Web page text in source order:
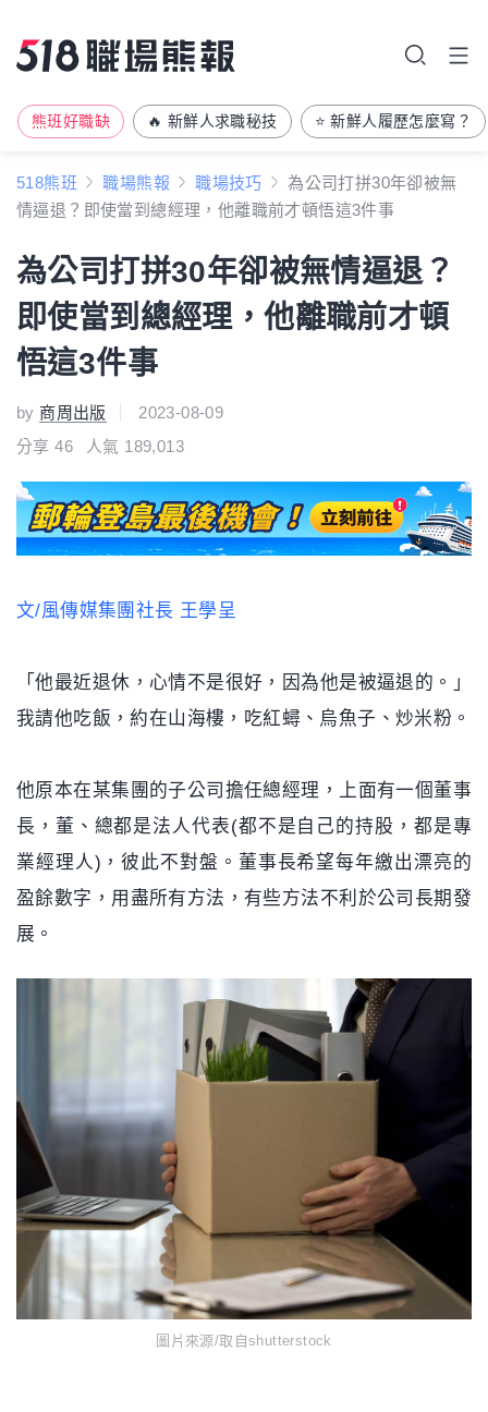
熊班好職缺 🔥 新鮮人求職秘技 ⭐ 新鮮人履歷怎麼寫？
518熊班 職場熊報 職場技巧
為公司打拼30年卻被無
情逼退？即使當到總經理，他離職前才頓悟這3件事
為公司打拼30年卻被無情逼退？
即使當到總經理，他離職前才頓
悟這3件事
by 商周出版
2023-08-09
分享46 人氣 189,013
文/風傳媒集團社長 王學呈
「他最近退休，心情不是很好，因為他是被逼退的。」
我請他吃飯，約在山海樓，吃紅蟳、烏魚子、炒米粉。
他原本在某集團的子公司擔任總經理，上面有一個董事
長，董、總都是法人代表(都不是自己的持股，都是專
業經理人)，彼此不對盤。董事長希望每年繳出漂亮的
盈餘數字，用盡所有方法，有些方法不利於公司長期發
展。
圖片來源/取自shutterstock